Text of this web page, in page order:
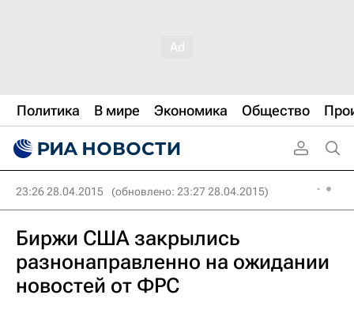
Политика В мире Экономика Общество
23:26 28.04.2015 (обновлено: 23:27 28.04.2015)
Биржи США закрылись
разнонаправленно на ожидании
новостей от ФРС